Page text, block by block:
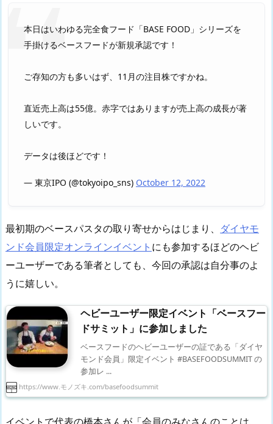
本日はいわゆる完全食フード「BASE FOOD」シリーズを
手掛けるベースフードが新規承認です！
ご存知の方も多いはず、11月の注目株ですかね。
直近売上高は55億。赤字ではありますが売上高の成長が著
しいです。
データは後ほどです！
— 東京IPO (@tokyoipo_sns) October 12, 2022
最初期のベースパスタの取り寄せからはじまり、 ダイヤモ
ンド会員限定オンラインイベント にも参加するほどのヘビ
ーユーザーである筆者としても、今回の承認は自分事のよ
うに嬉しい。
ヘビーユーザー限定イベント「ベースフー
ドサミット」に参加しました
ベースフードのヘビーユーザーの証である「ダイヤ
モンド会員」限定イベント #BASEFOODSUMMIT の
参加レ ...
https://www.モノズキ.com/basefoodsummit